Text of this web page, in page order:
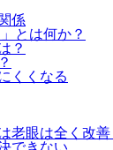
係
とは何か？
？
くくなる
老眼は全く改善
できない